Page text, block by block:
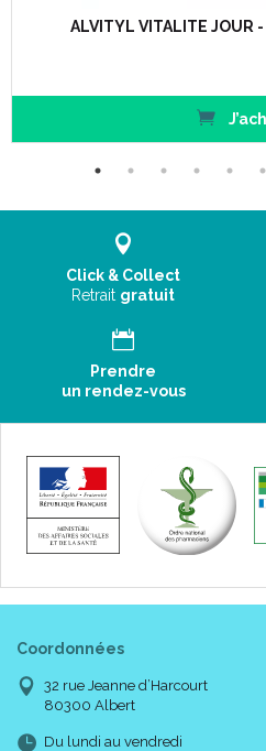
ALVITYL VITALITE
Click & Collect
Retrait gratuit
Prendre
un rendez-vous
Coordonnées
32 rue Jeanne d’Harcourt
80300 Albert
Du lundi au vendredi